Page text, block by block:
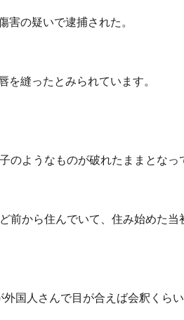
害の疑いで逮捕された。
を縫ったとみられています。
のようなものが破れたままとなっ
前から住んでいて、住み始めた当
国人さんで目が合えば会釈くらい